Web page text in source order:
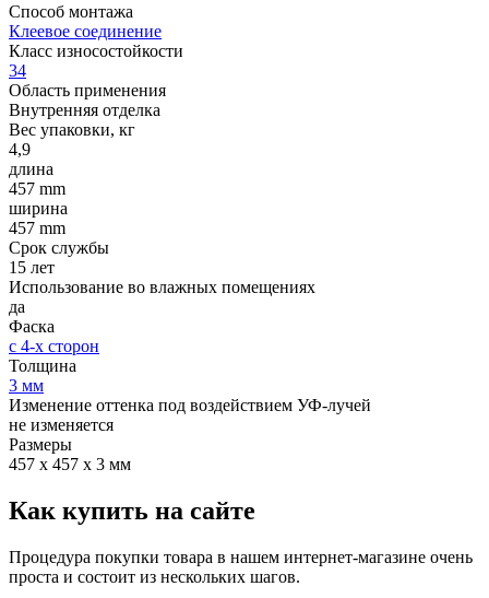
Способ монтажа
Клеевое соединение
Класс износостойкости
34
Область применения
Внутренняя отделка
Вес упаковки, кг
4,9
длина
457 mm
ширина
457 mm
Срок службы
15 лет
Использование во влажных помещениях
да
Фаска
с 4-х сторон
Толщина
3 мм
Изменение оттенка под воздействием УФ-лучей
не изменяется
Размеры
457 х 457 х 3 мм
Как купить на сайте
Процедура покупки товара в нашем интернет-магазине очень
проста и состоит из нескольких шагов.